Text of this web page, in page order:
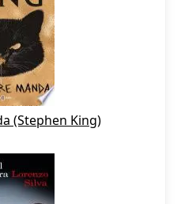
(Stephen King)